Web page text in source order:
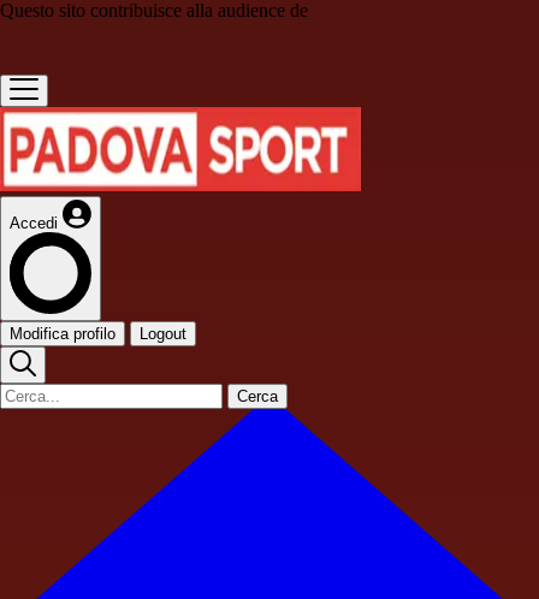
Questo sito contribuisce alla audience de
Accedi
Modifica profilo Logout
Cerca